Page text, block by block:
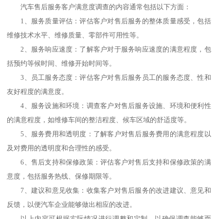
汽车售后服务客户满意度调查的内容通常包括以下方面：
1 、 服务质量评估：评估客户对售后服务的整体质量感受，包括
维修技术水平、维修质量、零部件可用性等。
2、 服务响应速度：了解客户对于服务响应速度的满意程度，包
括预约等候时间、维修开始时间等。
3、
员工服务态度：评估客户对售后服务员工的服务态度、性和
友好程度的满意度。
4、 服务设施和环境：调查客户对售后服务设施、环境和便利性
的满意程度，如维修车间的整洁程度、候车区域的舒适度等。
5、 服务费用和透明度：了解客户对售后服务费用的满意程度以
及对费用的透明度和合理性的感受。
6、 售后支持和保修政策：评估客户对售后支持和保修政策的满
意度，包括服务热线、保修期限等。
7、 建议和意见收集：收集客户对售后服务的改进建议、意见和
反馈，以便汽车企业能够做出相应的改进。